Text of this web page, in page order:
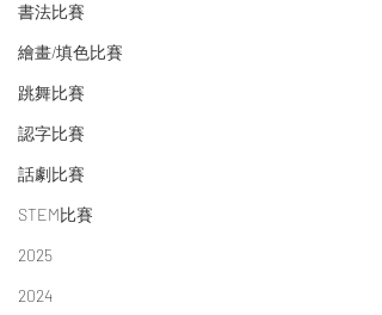
書法比賽
繪畫/填色比賽
跳舞比賽
認字比賽
話劇比賽
STEM比賽
2025
2024